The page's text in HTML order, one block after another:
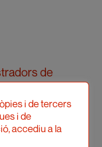
de
i de tercers
i de
accediu a la